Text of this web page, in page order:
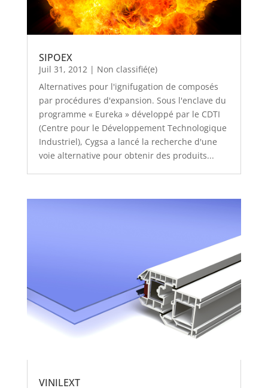
SIPOEX
Juil 31, 2012| Non classifié(e)
Alternatives pour l'ignifugation de composés
par procédures d'expansion. Sous l'enclave du
programme « Eureka » développé par le CDTI
(Centre pour le Développement Technologique
Industriel), Cygsa a lancé la recherche d'une
voie alternative pour obtenir des produits...
VINILEXT